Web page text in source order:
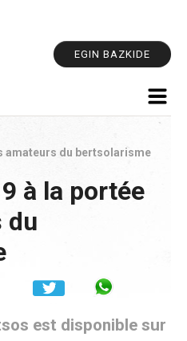
EGIN BAZKIDE
amateurs du bertsolarisme
à la portée
du
est disponible sur